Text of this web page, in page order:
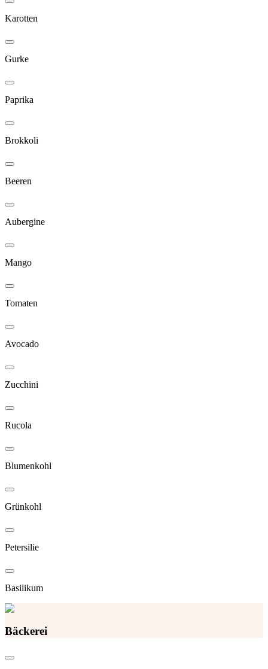
Karotten
Gurke
Paprika
Brokkoli
Beeren
Aubergine
Mango
Tomaten
Avocado
Zucchini
Rucola
Blumenkohl
Grünkohl
Petersilie
Basilikum
Bäckerei